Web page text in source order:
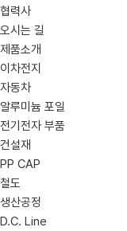
협력사
오시는 길
제품소개
이차전지
자동차
알루미늄 포일
전기전자 부품
건설재
PP CAP
철도
생산공정
D.C. Line